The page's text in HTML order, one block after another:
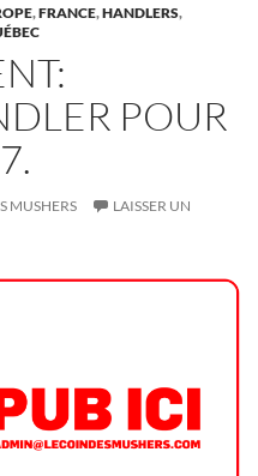
,FRANCE,HANDLERS,
POUR
MUSHERS
LAISSER UN